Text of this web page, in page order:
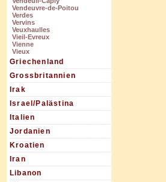
Vendeuvre-de-Poitou
Verdes
Vervins
Veuxhaulles
Vieil-Evreux
Vienne
Vieux
Griechenland
Grossbritannien
Irak
Israel/Palästina
Italien
Jordanien
Kroatien
Iran
Libanon